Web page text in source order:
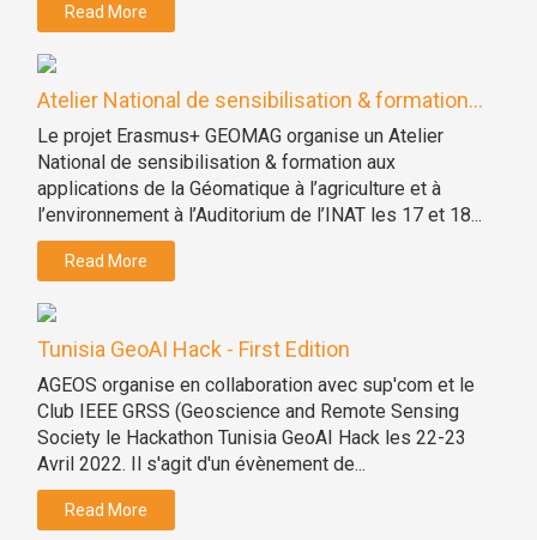
Read More
Atelier National de sensibilisation & formation...
Le projet Erasmus+ GEOMAG organise un Atelier
National de sensibilisation & formation aux
applications de la Géomatique à l’agriculture et à
l’environnement à l’Auditorium de l’INAT les 17 et 18...
Read More
Tunisia GeoAI Hack - First Edition
AGEOS organise en collaboration avec sup'com et le
Club IEEE GRSS (Geoscience and Remote Sensing
Society le Hackathon Tunisia GeoAI Hack les 22-23
Avril 2022. Il s'agit d'un évènement de...
Read More